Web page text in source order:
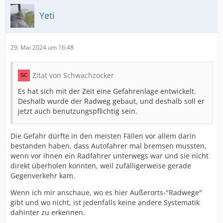
Yeti
29. Mai 2024 um 16:48
Zitat von Schwachzocker
Es hat sich mit der Zeit eine Gefahrenlage entwickelt.
Deshalb wurde der Radweg gebaut, und deshalb soll er
jetzt auch benutzungspflichtig sein.
Die Gefahr dürfte in den meisten Fällen vor allem darin
bestanden haben, dass Autofahrer mal bremsen mussten,
wenn vor ihnen ein Radfahrer unterwegs war und sie nicht
direkt überholen konnten, weil zufälligerweise gerade
Gegenverkehr kam.
Wenn ich mir anschaue, wo es hier Außerorts-"Radwege"
gibt und wo nicht, ist jedenfalls keine andere Systematik
dahinter zu erkennen.